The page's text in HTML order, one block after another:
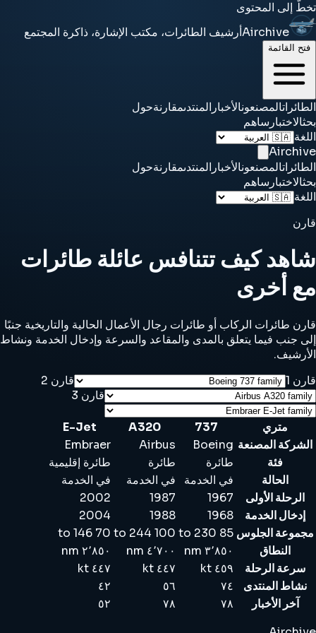
تخطَّ إلى المحتوى
Airchiveأرشيف الطائرات، مكتب الإشارة، ذاكرة المجتمع
فتح القائمة
الطائراتالمصنعونالأخبار المنتدىمقارنةحول
بحثالاختبار ساهم
اللغة
Airchive
الطائراتالمصنعونالأخبار المنتدىمقارنةحول
بحثالاختبار ساهم
اللغة
قارن
شاهد كيف تتنافس عائلة طائرات
مع أخرى
قارن طائرات الركاب أو طائرات رجال الأعمال الحالية والتاريخية جنبًا
إلى جنب فيما يتعلق بالمدى والمقاعد والسرعة وإدخال الخدمة ونشاط
الأرشيف.
قارن 1
قارن 2
قارن 3
متري 737
A320
E-Jet
الشركة المصنعة Boeing
Airbus
Embraer
فئة
طائرة طائرة
طائرة إقليمية
الحالة
في الخدمة في الخدمة
في الخدمة
الرحلة الأولى
1967
1987
2002
إدخال الخدمة
1968
1988
2004
مجموعة الجلوس 85 to 230
100 to 244
70 to 146
النطاق
٣٬٨٥٠ nm ٤٬٧٠٠ nm
٢٬٨٥٠ nm
سرعة الرحلة
٤٥٩ kt ٤٤٧ kt
٤٤٧ kt
نشاط المنتدى
٧٤ ٥٦
٤٢
آخر الأخبار
٧٨ ٧٨
٥٢